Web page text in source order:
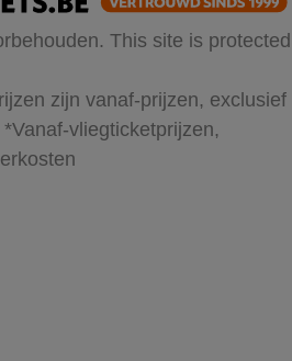
This site is protected
zijn vanaf-prijzen, exclusief
*Vanaf-vliegticketprijzen,